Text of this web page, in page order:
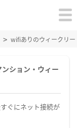
wifiありのウィークリ
ション・ウィー
ぐにネット接続が